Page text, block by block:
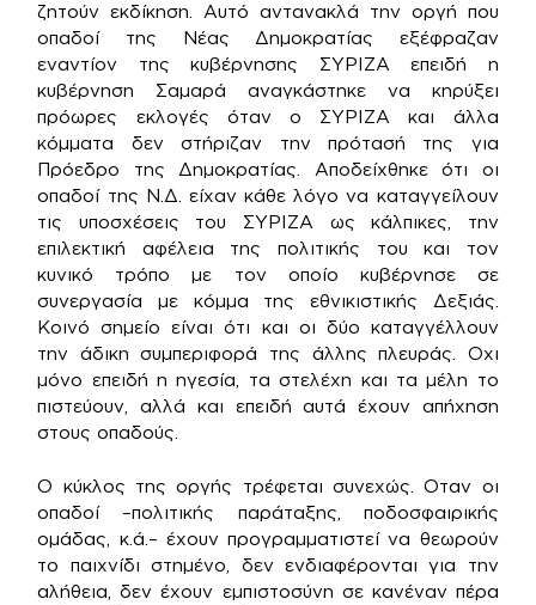
ζητούν εκδίκηση. Αυτό αντανακλά την οργή που
οπαδοί της Νέας Δημοκρατίας εξέφραζαν
εναντίον της κυβέρνησης ΣΥΡΙΖΑ επειδή η
κυβέρνηση Σαμαρά αναγκάστηκε να κηρύξει
πρόωρες εκλογές όταν ο ΣΥΡΙΖΑ και άλλα
κόμματα δεν στήριζαν την πρότασή της για
Πρόεδρο της Δημοκρατίας. Αποδείχθηκε ότι οι
οπαδοί της Ν.Δ. είχαν κάθε λόγο να καταγγείλουν
τις υποσχέσεις του ΣΥΡΙΖΑ ως κάλπικες, την
επιλεκτική αφέλεια της πολιτικής του και τον
κυνικό τρόπο με τον οποίο κυβέρνησε σε
συνεργασία με κόμμα της εθνικιστικής Δεξιάς.
Κοινό σημείο είναι ότι και οι δύο καταγγέλλουν
την άδικη συμπεριφορά της άλλης πλευράς. Οχι
μόνο επειδή η ηγεσία, τα στελέχη και τα μέλη το
πιστεύουν, αλλά και επειδή αυτά έχουν απήχηση
στους οπαδούς.
Ο κύκλος της οργής τρέφεται συνεχώς. Οταν οι
οπαδοί –πολιτικής παράταξης, ποδοσφαιρικής
ομάδας, κ.ά.– έχουν προγραμματιστεί να θεωρούν
το παιχνίδι στημένο, δεν ενδιαφέρονται για την
αλήθεια, δεν έχουν εμπιστοσύνη σε κανέναν πέρα